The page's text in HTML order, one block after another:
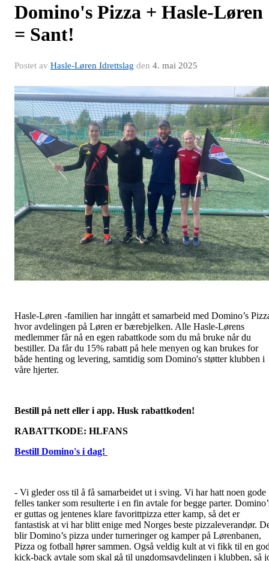
Domino's Pizza + Hasle-Løren
= Sant!
Postet av Hasle-Løren Idrettslag den 4. mai 2025
Hasle-Løren -familien har inngått et samarbeid med Domino’s
hvor avdelingen på Løren er bærebjelken. Alle Hasle-Lørens
medlemmer får nå en egen rabattkode som du må bruke når du
bestiller. Da får du 15% rabatt på hele menyen og kan brukes for
både henting og levering, samtidig som Domino's støtter klubben i
våre hjerter.
Bestill på nett eller i app. Husk rabattkoden!
RABATTKODE: HLFANS
Bestill Domino's i dag!
- Vi gleder oss til å få samarbeidet ut i sving. Vi har hatt noen gode
felles tanker som resulterte i en fin avtale for begge parter.
er guttas og jentenes klare favorittpizza etter kamp, så det er
fantastisk at vi har blitt enige med Norges beste pizzaleverandør.
blir Domino’s pizza under turneringer og kamper på Lørenbanen,
Pizza og fotball hører sammen. Også veldig kult at vi fikk til en
kick-back avtale som skal gå til ungdomsavdelingen i klubben, så